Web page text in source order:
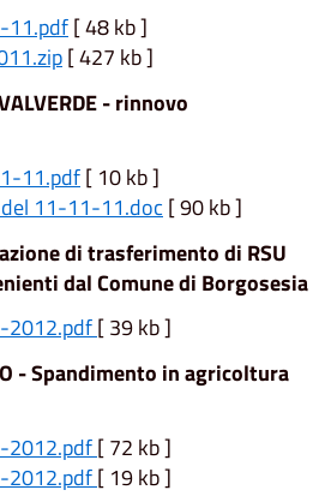
11.pdf[ 48 kb ]
[ 427 kb ]
- rinnovo
11.pdf[ 10 kb ]
11-11-11.doc[ 90 kb ]
di trasferimento di RSU
dal Comune di Borgosesia
2012.pdf[ 39 kb ]
- Spandimento in agricoltura
2012.pdf[ 72 kb ]
2012.pdf[ 19 kb ]